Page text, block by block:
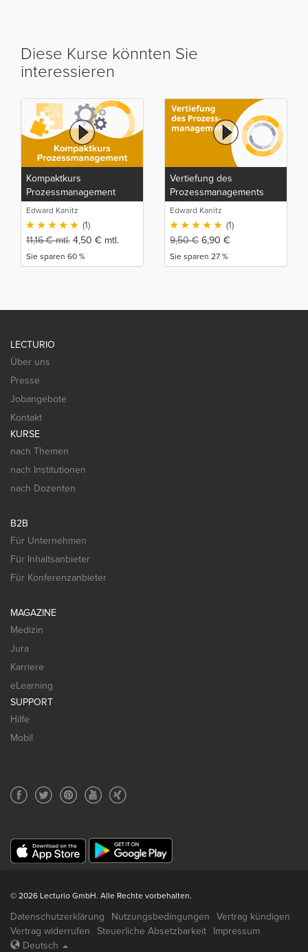
Diese Kurse könnten Sie
interessieren
Kompaktkurs
Prozessmanagement
Edward Kanitz
(1)
11,16€mtl. 4,50 € mtl.
Sie sparen 60 %
Vertiefung des
Prozessmanagements
Edward Kanitz
(1)
9,50€ 6,90 €
Sie sparen 27 %
LECTURIO
Über uns
Presse
Jobangebote
Kontakt
KURSE
nach Themen
nach Institutionen
nach Dozenten
B2B
Für Unternehmen
Für Inhaltsanbieter
Für Konferenzanbieter
MAGAZINE
Medizin
Jura
Karriere
eLearning
SUPPORT
Hilfe
Mobil
© 2026 Lecturio GmbH. Alle Rechte vorbehalten.
Datenschutzerklärung Nutzungsbedingungen
Vertrag kündigen
Vertrag widerrufen
Steuerliche Absetzbarkeit
Impressum
Deutsch